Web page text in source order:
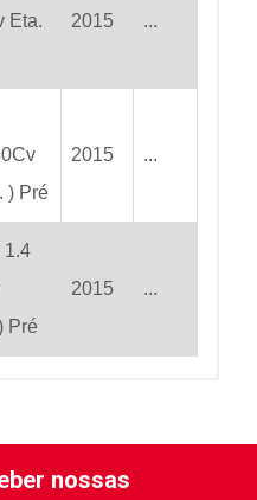
Eta.
2015 ...
) Pré
2015 ...
1.4
Pré
2015 ...
nossas